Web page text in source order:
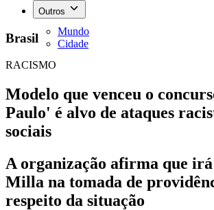
Outros
Mundo
Cidade
Brasil
RACISMO
Modelo que venceu o
Paulo' é alvo de ataques
sociais
A organização afirma que
Milla na tomada de
respeito da situação